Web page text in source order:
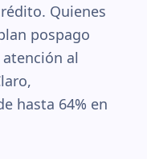
Quienes
pospago
al
hasta 64% en